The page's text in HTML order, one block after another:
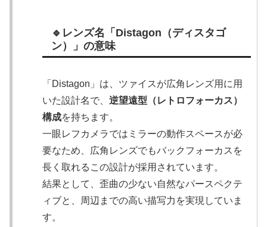
🔹レンズ名「Distagon（ディスタゴ
ン）」の意味
「Distagon」は、ツァイスが広角レンズ用に用
いた設計名で、 逆望遠型（レトロフォーカス）
構成を持ちます。
一眼レフカメラではミラーの動作スペースが必
要なため、広角レンズでもバックフォーカスを
長く取れるこの設計が採用されています。
結果として、歪曲の少ない自然なパースペクテ
ィブと、周辺までの高い描写力を実現していま
す。